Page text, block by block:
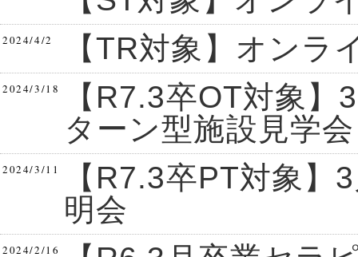
2024/4/2 【TR対象】オンラ
2024/3/18
【R7.3卒OT対象
ターン型施設見学会
2024/3/11
【R7.3卒PT対象
明会
2024/2/16